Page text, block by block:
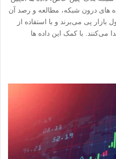
های درون شبکه، مطالعه و رصد آن
بازار پی می‌برند و با استفاده از
می‌کنند. با کمک این داده ها